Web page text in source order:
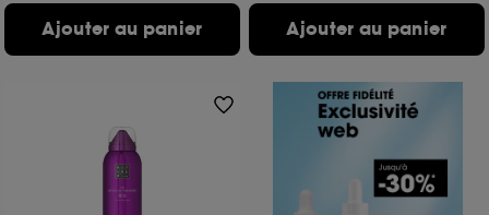
Ajouter au panier Ajouter au panier